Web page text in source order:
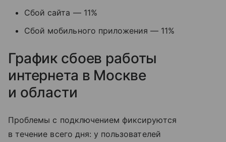
Сбой сайта — 11%
Сбой мобильного приложения — 11%
График сбоев работы
интернета в Москве
и области
Проблемы с подключением фиксируются
в течение всего дня: у пользователей